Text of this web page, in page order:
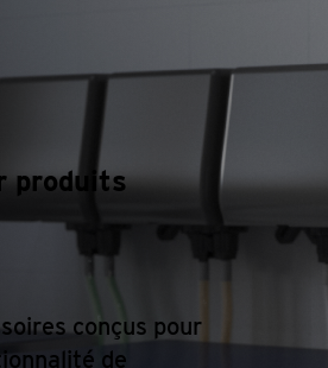
produits
conçus pour
de